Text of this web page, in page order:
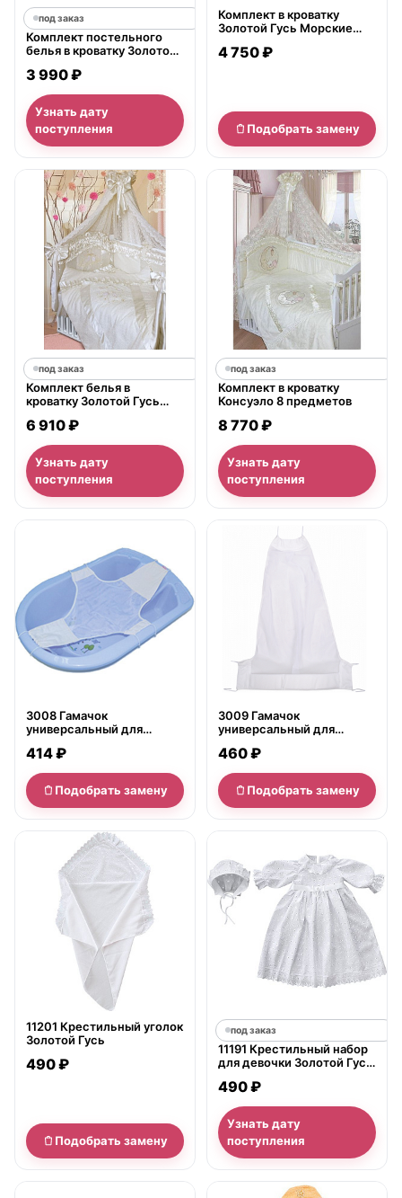
под заказ
Комплект постельного
белья в кроватку Золотой
предметов
3 990 ₽
Узнать дату
поступления
Комплект в кроватку
Золотой Гусь Морские
4 750 ₽
Подобрать замену
под заказ
Комплект белья в
кроватку Золотой Гусь
6 910 ₽
Узнать дату
поступления
под заказ
Комплект в кроватку
Консуэло 8 предметов
8 770 ₽
Узнать дату
поступления
3008 Гамачок
универсальный для
414 ₽
Подобрать замену
нет в продаже
3009 Гамачок
универсальный для
460 ₽
Подобрать замену
нет в продаже
11201 Крестильный уголок
Золотой Гусь
490 ₽
Подобрать замену
под заказ
11191 Крестильный набор
для девочки Золотой Гусь
490 ₽
Узнать дату
поступления